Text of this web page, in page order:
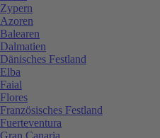
Zypern
Azoren
Balearen
Dalmatien
Dänisches Festland
Elba
Faial
Flores
Französisches Festland
Fuerteventura
Gran Canaria